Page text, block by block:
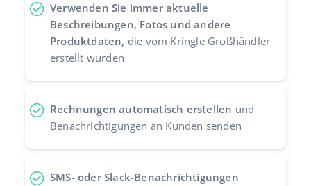
Verwenden Sie immer aktuelle
Beschreibungen, Fotos und andere
Produktdaten, die vom Kringle Großhändler
erstellt wurden
Rechnungen automatisch erstellen und
Benachrichtigungen an Kunden senden
SMS- oder Slack-Benachrichtigungen